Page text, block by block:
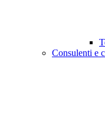
Consulenti e